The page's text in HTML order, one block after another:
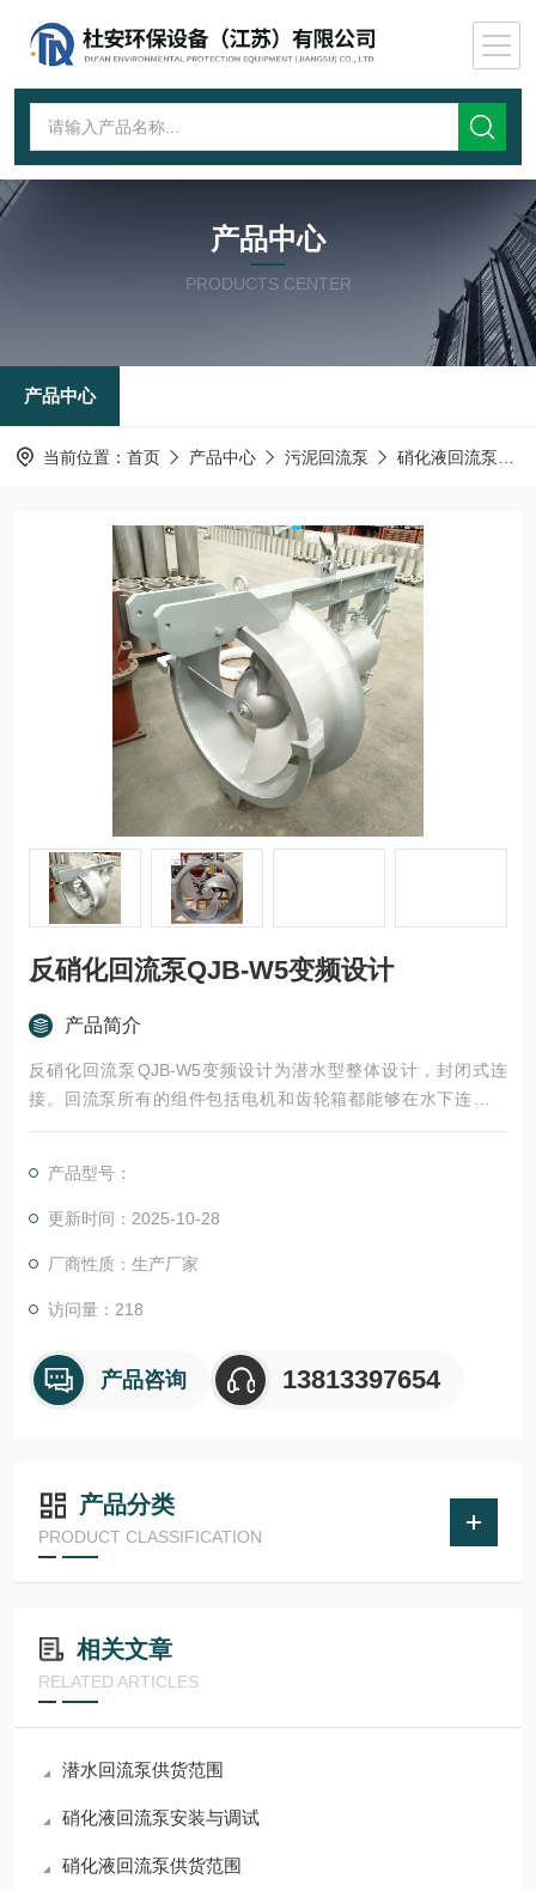
产品中心
PRODUCTS CENTER
产品中心
当前位置： 首页 产品中心 污泥回流泵 硝化液回流泵
反硝化回流泵QJB-W5变频设计
产品简介
反硝化回流泵QJB-W5变频设计为潜水型整体设计，封闭式连
接。回流泵所有的组件包括电机和齿轮箱都能够在水下连续运
转。回流泵螺旋桨由潜水电机通过齿轮减速驱动。转动头部呈流
产品型号：
更新时间：2025-10-28
厂商性质：生产厂家
访问量：218
产品咨询 13813397654
产品分类
PRODUCT CLASSIFICATION
相关文章
RELATED ARTICLES
潜水回流泵供货范围
硝化液回流泵安装与调试
硝化液回流泵供货范围